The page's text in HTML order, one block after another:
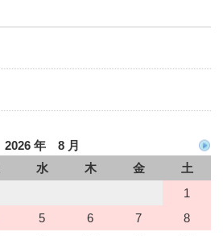
2026 年 8 月
水 木 金
土
1
5 6 7
8